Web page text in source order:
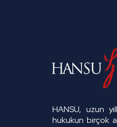
HANSU, uzun
hukukun birçok